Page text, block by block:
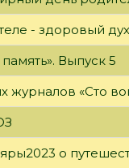
- здоровый
Выпуск 5
журналов «Сто
о